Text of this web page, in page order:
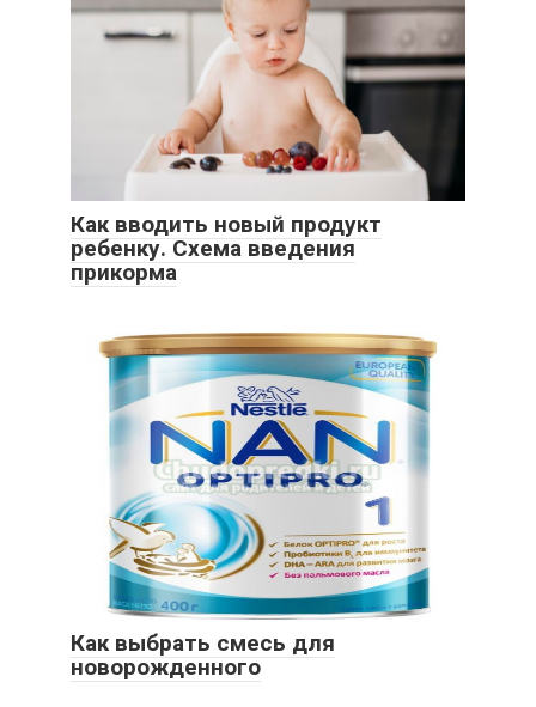
Как вводить новый продукт
ребенку. Схема введения
прикорма
Как выбрать смесь для
новорожденного